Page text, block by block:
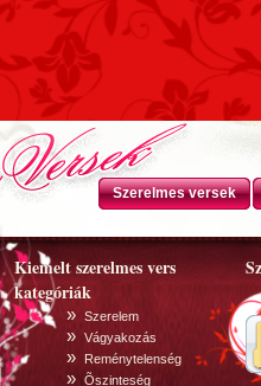
Szerelmes versek
Kiemelt szerelmes vers
kategóriák
» Szerelem
» Vágyakozás
» Reménytelenség
» Õszinteség